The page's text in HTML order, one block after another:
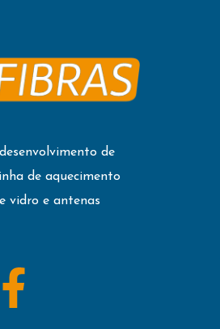
de
de aquecimento
vidro e antenas